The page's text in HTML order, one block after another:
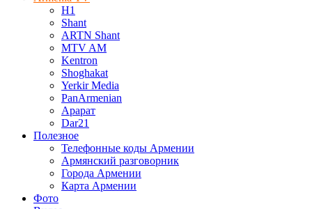
H1
Shant
ARTN Shant
MTV AM
Kentron
Shoghakat
Yerkir Media
PanArmenian
Арарат
Dar21
Полезное
Телефонные коды Армении
Армянский разговорник
Города Армении
Карта Армении
Фото